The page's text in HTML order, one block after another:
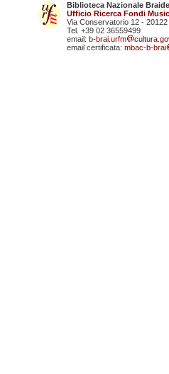
Biblioteca Nazionale
Ufficio Ricerca Fondi
Via Conservatorio 12 - 20122
Tel. +39 02 36559499
email: b-brai.urfm
email certificata: mbac-b-brai